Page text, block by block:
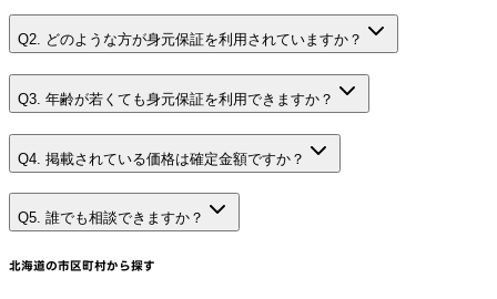
Q2. どのような方が身元保証を利用されていますか？
Q3. 年齢が若くても身元保証を利用できますか？
Q4. 掲載されている価格は確定金額ですか？
Q5. 誰でも相談できますか？
北海道の市区町村から探す